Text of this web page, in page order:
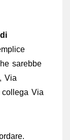
sarebbe
, Via
Via